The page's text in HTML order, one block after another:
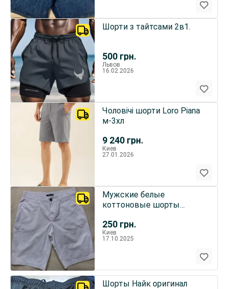
500 грн.
Шорти з тайтсами 2в1.
Львов
16.02.2026
9 240 грн.
Чоловічі шорти Loro Piana
м-3хл
Киев
27.01.2026
250 грн.
Мужские белые
коттоновые шорты
Франция
Киев
17.10.2025
Шорты Найк оригинал